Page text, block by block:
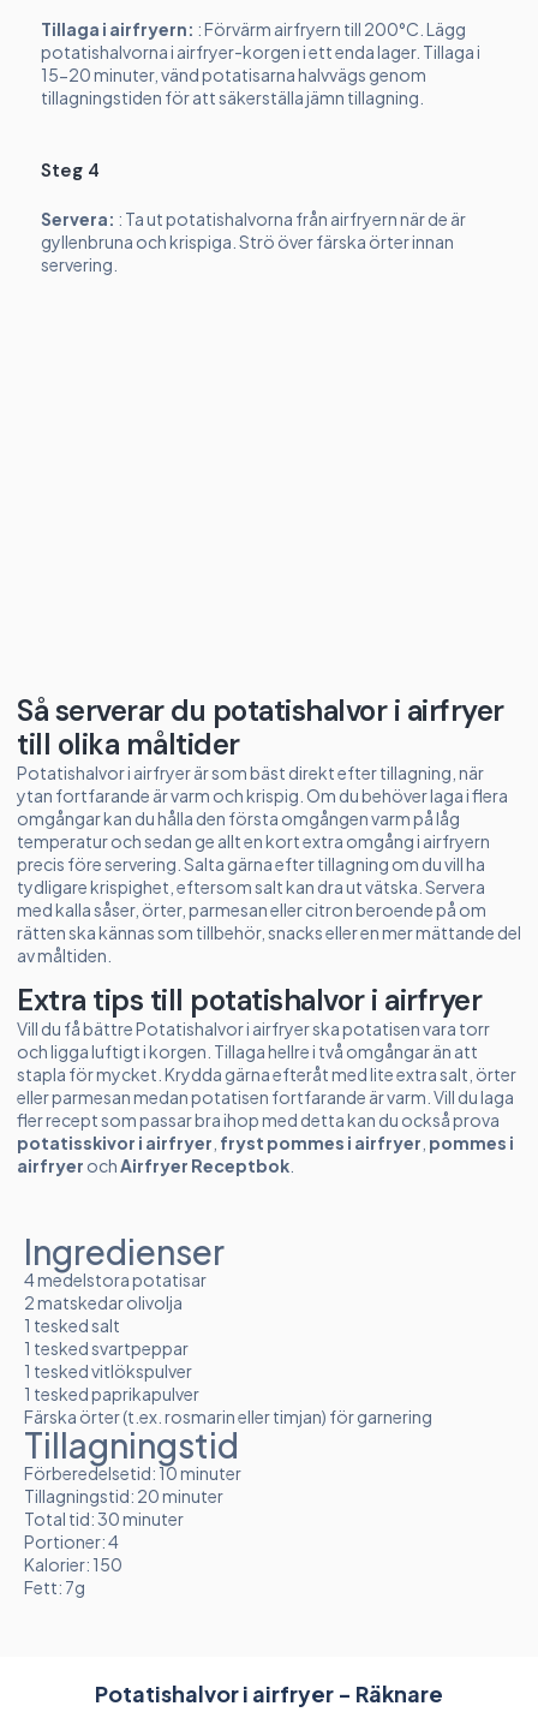
Tillaga i airfryern: : Förvärm airfryern till 200°C. Lägg
potatishalvorna i airfryer-korgen i ett enda lager. Tillaga i
15-20 minuter, vänd potatisarna halvvägs genom
tillagningstiden för att säkerställa jämn tillagning.
Steg 4
Servera: : Ta ut potatishalvorna från airfryern när de är
gyllenbruna och krispiga. Strö över färska örter innan
servering.
Så serverar du potatishalvor i airfryer
till olika måltider
Potatishalvor i airfryer är som bäst direkt efter tillagning, när
ytan fortfarande är varm och krispig. Om du behöver laga i flera
omgångar kan du hålla den första omgången varm på låg
temperatur och sedan ge allt en kort extra omgång i airfryern
precis före servering. Salta gärna efter tillagning om du vill ha
tydligare krispighet, eftersom salt kan dra ut vätska. Servera
med kalla såser, örter, parmesan eller citron beroende på om
rätten ska kännas som tillbehör, snacks eller en mer mättande del
av måltiden.
Extra tips till potatishalvor i airfryer
Vill du få bättre Potatishalvor i airfryer ska potatisen vara torr
och ligga luftigt i korgen. Tillaga hellre i två omgångar än att
stapla för mycket. Krydda gärna efteråt med lite extra salt, örter
eller parmesan medan potatisen fortfarande är varm. Vill du laga
fler recept som passar bra ihop med detta kan du också prova
potatisskivor i airfryer fryst pommes i airfryer pommes i
airfryer ochAirfryer Receptbok
Ingredienser
4 medelstora potatisar
2 matskedar olivolja
1 tesked salt
1 tesked svartpeppar
1 tesked vitlökspulver
1 tesked paprikapulver
Färska örter (t.ex. rosmarin eller timjan) för garnering
Tillagningstid
Förberedelsetid: 10 minuter
Tillagningstid: 20 minuter
Total tid: 30 minuter
Portioner: 4
Kalorier: 150
Fett: 7g
Potatishalvor i airfryer - Räknare